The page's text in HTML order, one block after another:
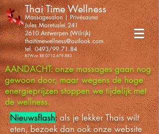
Thai Time Wellness
Massagesalon | Privésauna
Jules Moretuslei 241
2610 Antwerpen (Wilrijk)
thaitimewellness@outlook.com
tel. 0493/99.71.84
BTW-nr. BE 0712.679.883
AANDACHT: onze massages gaan nog
gewoon door, maar wegens de hoge
energieprijzen stoppen we tijdelijk met
de wellness.
Nieuwsflash:als je lekker Thais wilt
eten, bezoek dan ook onze website